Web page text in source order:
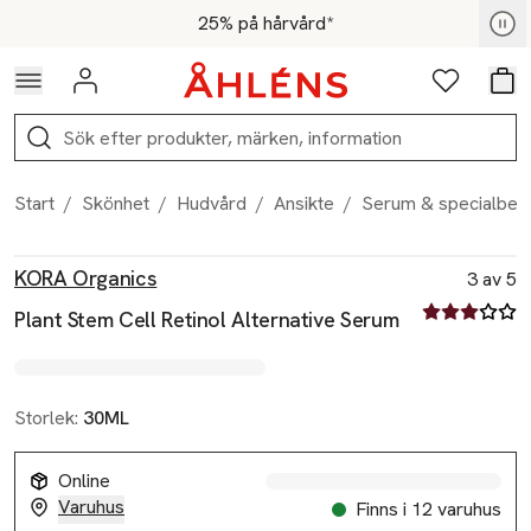
Hoppa till navigationsmenyn25% på hårvård*
För medlemmar - Shoppa nu
Logga in Favoriter
Sök
Start / Skönhet / Hudvård / Ansikte / Serum &
KORA Organics
Plant Stem Cell Retinol Alternative Serum
3 av 5
3 av fem
Storlek: 30ML
Online
Varuhus
Finns i 12 varuhus